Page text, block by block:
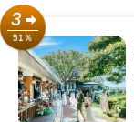
3
51％